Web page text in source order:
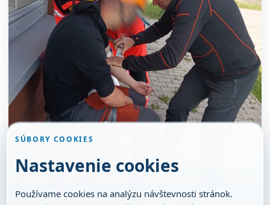
SÚBORY COOKIES
Nastavenie cookies
Používame cookies na analýzu návštevnosti stránok.